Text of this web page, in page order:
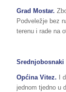
Grad Mostar.
Podveležje bez
terenu i rade na
Srednjobosnaki
Općina Vitez.
I
jednom tjedno u